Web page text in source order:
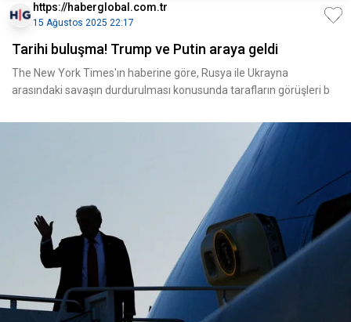
https://haberglobal.com.tr
15 Ağustos 2025 22:17
Tarihi buluşma! Trump ve Putin araya geldi
The New York Times'ın haberine göre, Rusya ile Ukrayna
arasındaki savaşın durdurulması konusunda tarafların görüşleri b